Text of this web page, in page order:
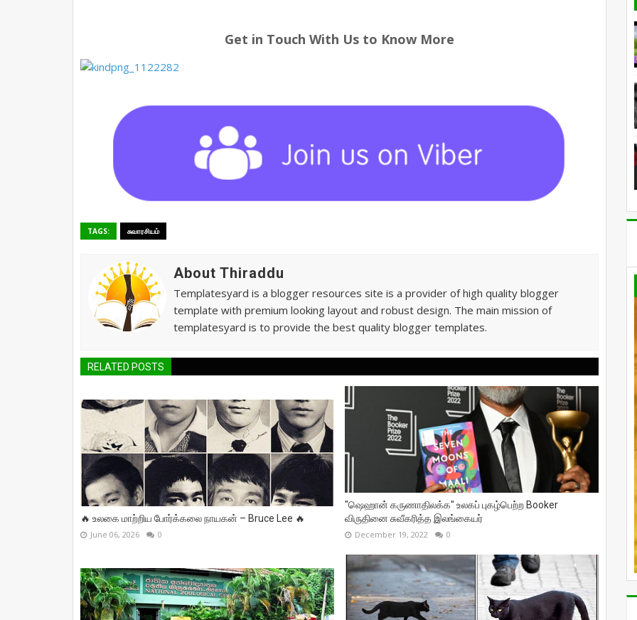
Get in Touch With Us to Know More
TAGS: சுவாரசியம்
About Thiraddu
Templatesyard is a blogger resources site is a provider of high quality blogger
template with premium looking layout and robust design. The main mission of
templatesyard is to provide the best quality blogger templates.
RELATED POSTS
🔥 உலகை மாற்றிய போர்க்கலை நாயகன் – Bruce Lee 🔥
June 06, 2026 0
"ஷெஹான் கருணாதிலக்க" உலகப் புகழ்பெற்ற Booker
விருதினை சுவீகரித்த இலங்கையர்
December 19, 2022 0